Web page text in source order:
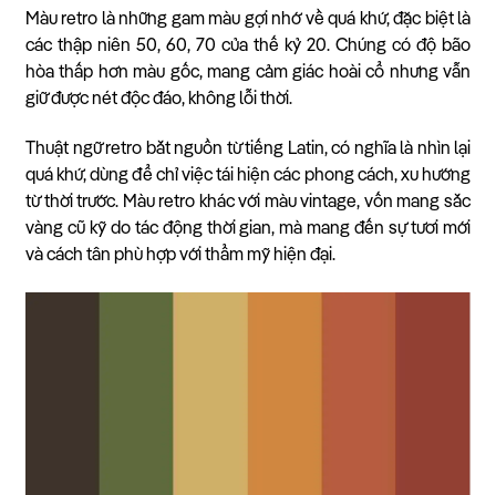
Màu retro là những gam màu gợi nhớ về quá khứ, đặc biệt là
các thập niên 50, 60, 70 của thế kỷ 20. Chúng có độ bão
hòa thấp hơn màu gốc, mang cảm giác hoài cổ nhưng vẫn
giữ được nét độc đáo, không lỗi thời.
Thuật ngữ retro bắt nguồn từ tiếng Latin, có nghĩa là nhìn lại
quá khứ, dùng để chỉ việc tái hiện các phong cách, xu hướng
từ thời trước. Màu retro khác với màu vintage, vốn mang sắc
vàng cũ kỹ do tác động thời gian, mà mang đến sự tươi mới
và cách tân phù hợp với thẩm mỹ hiện đại.